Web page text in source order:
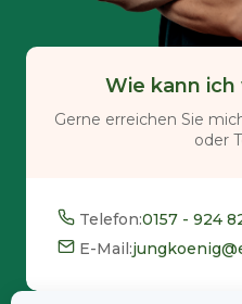
Wie kann
Gerne erreichen Sie
oder
Telefon:0157 - 924
E-Mail: